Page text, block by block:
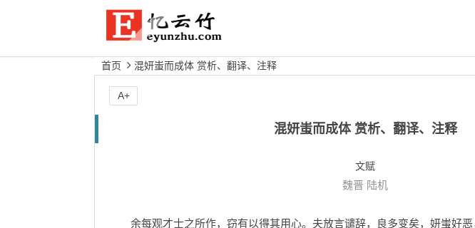
首页 混妍蚩而成体 赏析、翻译、注释
混妍蚩而成体 赏析、翻译、注释
文赋
魏晋 陆机
余每观才士之所作，窃有以得其用心。夫放言谴辞，良多变矣，妍蚩好恶
A+